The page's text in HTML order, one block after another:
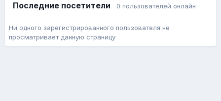
Последние посетители 0 пользователей онлайн
Ни одного зарегистрированного пользователя не
просматривает данную страницу